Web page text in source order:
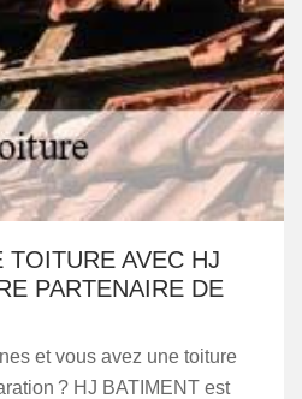
TOITURE AVEC HJ
PARTENAIRE DE
et vous avez une toiture
? HJ BATIMENT est